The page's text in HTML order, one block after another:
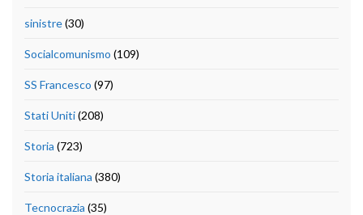
sinistre(30)
Socialcomunismo (109)
SS Francesco (97)
Stati Uniti(208)
Storia (723)
Storia italiana (380)
Tecnocrazia (35)